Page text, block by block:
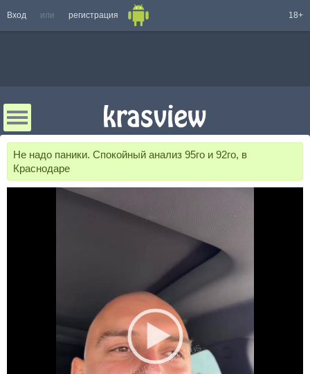
Вход или регистрация 18+
Не надо паники. Спокойный анализ 95го и 92го, в
Краснодаре